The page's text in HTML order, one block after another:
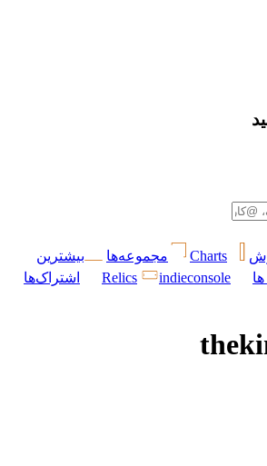
Charts مجموعه‌ها
بیشترین
Relics indieconsole اشتراک‌ها